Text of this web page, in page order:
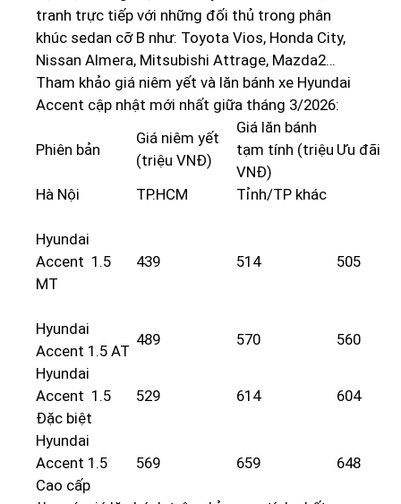
tranh trực tiếp với những đối thủ trong phân
khúc sedan cỡ B như: Toyota Vios, Honda City,
Nissan Almera, Mitsubishi Attrage, Mazda2…
Tham khảo giá niêm yết và lăn bánh xe Hyundai
Accent cập nhật mới nhất giữa tháng 3/2026:
Phiên bản
Giá niêm yết
(triệu VNĐ)
Giá lăn bánh
tạm tính (triệu
VNĐ)
Ưu đãi
Hà Nội TP.HCM Tỉnh/TP khác
Hyundai
Accent 1.5
MT
439 514 505
Hyundai
Accent 1.5 AT
489 570
560
Hyundai
Accent 1.5
Đặc biệt
529 614 604
Hyundai
Accent 1.5
Cao cấp
569 659 648